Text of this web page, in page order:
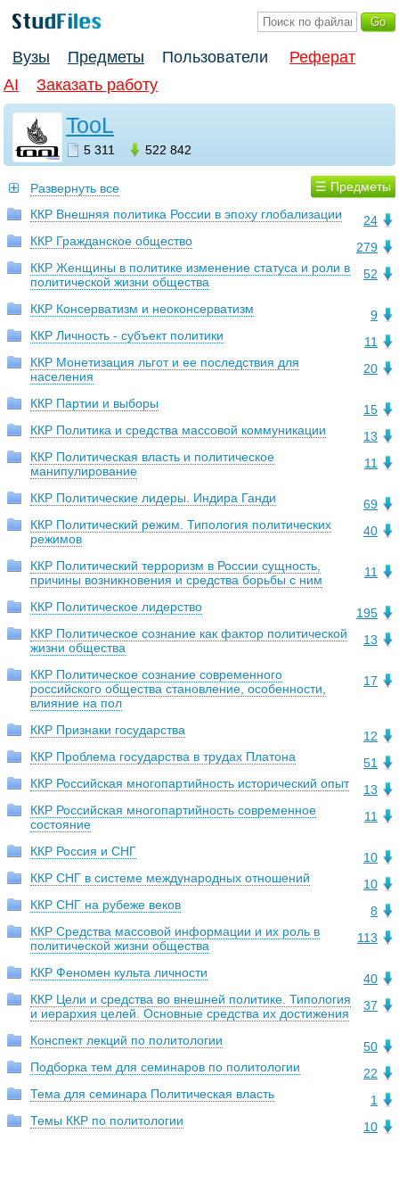
Вузы Предметы Пользователи
Реферат
AI
Заказать работу
TooL
5 311 522 842
☰ Предметы
Развернуть все
24
ККР Внешняя политика России в эпоху глобализации
279
ККР Гражданское общество
52
ККР Женщины в политике изменение статуса и роли в
политической жизни общества
9
ККР Консерватизм и неоконсерватизм
11
ККР Личность - субъект политики
20
ККР Монетизация льгот и ее последствия для
населения
15
ККР Партии и выборы
13
ККР Политика и средства массовой коммуникации
11
ККР Политическая власть и политическое
манипулирование
69
ККР Политические лидеры. Индира Ганди
40
ККР Политический режим. Типология политических
режимов
11
ККР Политический терроризм в России сущность,
причины возникновения и средства борьбы с ним
195
ККР Политическое лидерство
13
ККР Политическое сознание как фактор политической
жизни общества
17
ККР Политическое сознание современного
российского общества становление, особенности,
влияние на пол
12
ККР Признаки государства
51
ККР Проблема государства в трудах Платона
13
ККР Российская многопартийность исторический опыт
11
ККР Российская многопартийность современное
состояние
10
ККР Россия и СНГ
10
ККР СНГ в системе международных отношений
8
ККР СНГ на рубеже веков
113
ККР Средства массовой информации и их роль в
политической жизни общества
40
ККР Феномен культа личности
37
ККР Цели и средства во внешней политике. Типология
и иерархия целей. Основные средства их достижения
50
Конспект лекций по политологии
22
Подборка тем для семинаров по политологии
1
Тема для семинара Политическая власть
10
Темы ККР по политологии